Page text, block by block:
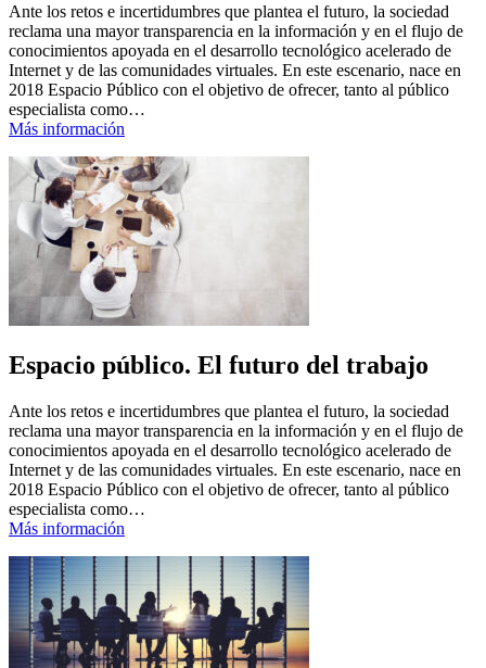
Ante los retos e incertidumbres que plantea el futuro, la sociedad
reclama una mayor transparencia en la información y en el flujo de
conocimientos apoyada en el desarrollo tecnológico acelerado de
Internet y de las comunidades virtuales. En este escenario, nace en
2018 Espacio Público con el objetivo de ofrecer, tanto al público
especialista como…
Más información
Espacio público. El futuro del trabajo
Ante los retos e incertidumbres que plantea el futuro, la sociedad
reclama una mayor transparencia en la información y en el flujo de
conocimientos apoyada en el desarrollo tecnológico acelerado de
Internet y de las comunidades virtuales. En este escenario, nace en
2018 Espacio Público con el objetivo de ofrecer, tanto al público
especialista como…
Más información